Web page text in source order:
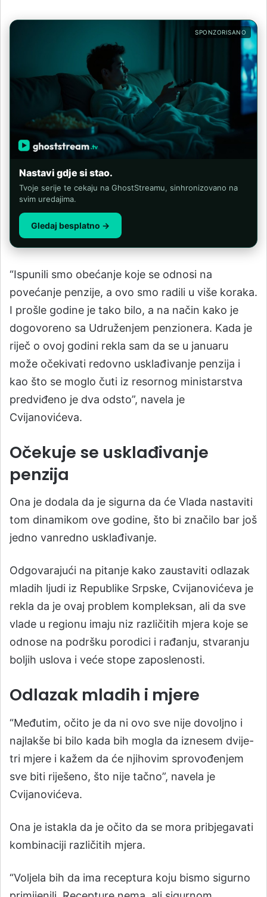
SPONZORISANO
Nastavi gdje si stao.
Tvoje serije te cekaju na GhostStreamu, sinhronizovano na
svim uredajima.
Gledaj besplatno →
“Ispunili smo obećanje koje se odnosi na
povećanje penzije, a ovo smo radili u više koraka.
I prošle godine je tako bilo, a na način kako je
dogovoreno sa Udruženjem penzionera. Kada je
riječ o ovoj godini rekla sam da se u januaru
može očekivati redovno usklađivanje penzija i
kao što se moglo čuti iz resornog ministarstva
predviđeno je dva odsto”, navela je
Cvijanovićeva.
Očekuje se usklađivanje
penzija
Ona je dodala da je sigurna da će Vlada nastaviti
tom dinamikom ove godine, što bi značilo bar još
jedno vanredno usklađivanje.
Odgovarajući na pitanje kako zaustaviti odlazak
mladih ljudi iz Republike Srpske, Cvijanovićeva je
rekla da je ovaj problem kompleksan, ali da sve
vlade u regionu imaju niz različitih mjera koje se
odnose na podršku porodici i rađanju, stvaranju
boljih uslova i veće stope zaposlenosti.
Odlazak mladih i mjere
“Međutim, očito je da ni ovo sve nije dovoljno i
najlakše bi bilo kada bih mogla da iznesem dvije-
tri mjere i kažem da će njihovim sprovođenjem
sve biti riješeno, što nije tačno”, navela je
Cvijanovićeva.
Ona je istakla da je očito da se mora pribjegavati
kombinaciji različitih mjera.
“Voljela bih da ima receptura koju bismo sigurno